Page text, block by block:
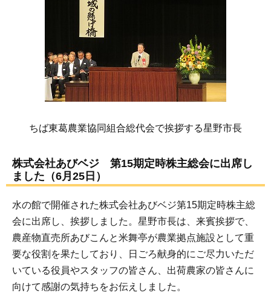
ちば東葛農業協同組合総代会で挨拶する星野市長
株式会社あびベジ 第15期定時株主総会に出席し
ました（6月25日）
水の館で開催された株式会社あびベジ第15期定時株主総
会に出席し、挨拶しました。星野市長は、来賓挨拶で、
農産物直売所あびこんと米舞亭が農業拠点施設として重
要な役割を果たしており、日ごろ献身的にご尽力いただ
いている役員やスタッフの皆さん、出荷農家の皆さんに
向けて感謝の気持ちをお伝えしました。